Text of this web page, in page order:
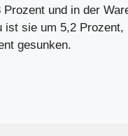
und in der
ist sie um 5,2 Prozent,
gesunken.